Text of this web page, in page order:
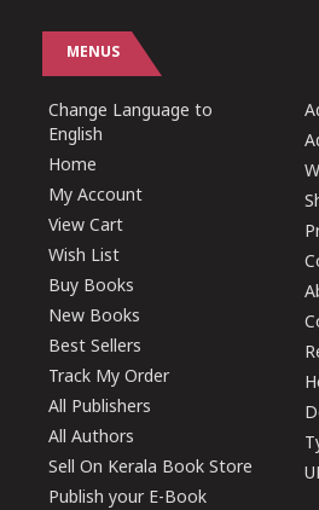
MENUS
Change Language to
English
Home
My Account
View Cart
Wish List
Buy Books
New Books
Best Sellers
Track My Order
All Publishers
All Authors
Sell On Kerala Book Store
Publish your E-Book